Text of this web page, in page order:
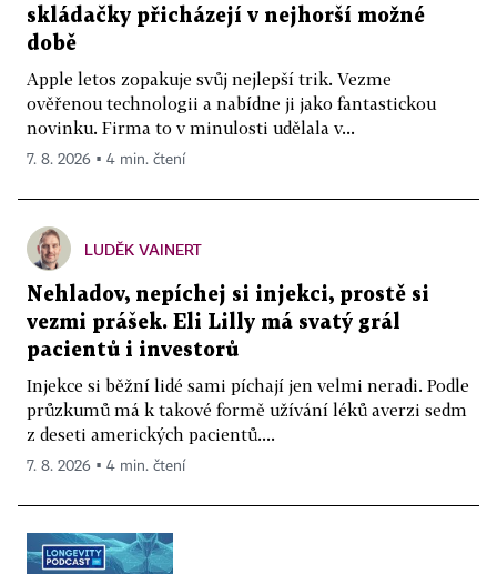
skládačky přicházejí v nejhorší možné
době
Apple letos zopakuje svůj nejlepší trik. Vezme
ověřenou technologii a nabídne ji jako fantastickou
novinku. Firma to v minulosti udělala v...
7. 8. 2026 ▪ 4 min. čtení
LUDĚK VAINERT
Nehladov, nepíchej si injekci, prostě si
vezmi prášek. Eli Lilly má svatý grál
pacientů i investorů
Injekce si běžní lidé sami píchají jen velmi neradi. Podle
průzkumů má k takové formě užívání léků averzi sedm
z deseti amerických pacientů....
7. 8. 2026 ▪ 4 min. čtení